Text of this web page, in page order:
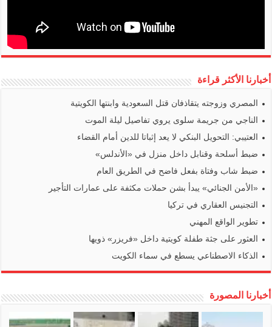
أخبارنا الأكثر قراءة
المصري وزوجته يتقاذفان قتل السعودية وابنتها الكويتية
الناجي من جريمة سلوى يروي تفاصيل ليلة الموت
العتيبي: التحويل البنكي لا يعد إثباتا للدين أمام القضاء
ضبط أسلحة وقنابل داخل منزل في «الأندلس»
ضبط شاب وفتاة بفعل فاضح في الطريق العام
«الأمن الجنائي» يبدأ بشن حملات مكثفة على عمارات التأجير
التجنيس العقاري في تركيا
تطوير الواقع المهني
العثور على جثة طفلة كويتية داخل «فريزر» ذويها
الذكاء الاصطناعي يسطع في سماء الكويت
أخبارنا المصورة